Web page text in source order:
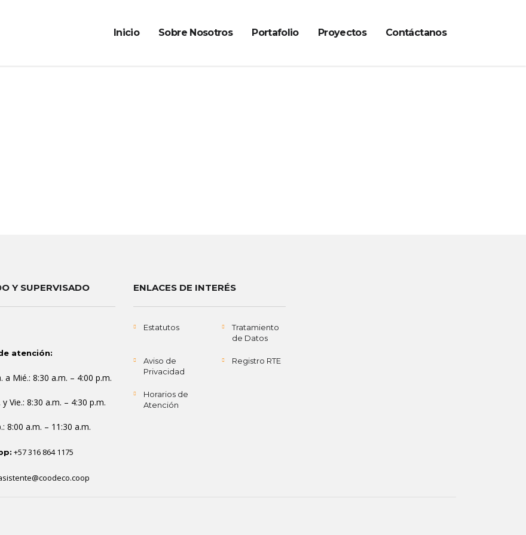
Inicio Sobre Nosotros Portafolio Proyectos Contáctanos
Y SUPERVISADO
atención:
a Mié.: 8:30 a.m. – 4:00 p.m.
y Vie.: 8:30 a.m. – 4:30 p.m.
8:00 a.m. – 11:30 a.m.
+57 316 864 1175
ENLACES DE INTERÉS
Estatutos
Tratamiento
de Datos
Aviso de
Privacidad
Registro RTE
Horarios de
Atención